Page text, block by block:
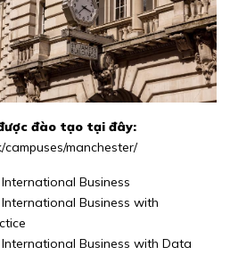
đào tạo tại đây:
campuses/manchester/
Business
Business with
Business with Data